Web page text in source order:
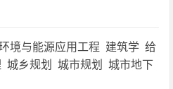
境与能源应用工程 建筑学 给
城乡规划 城市规划
城市地下